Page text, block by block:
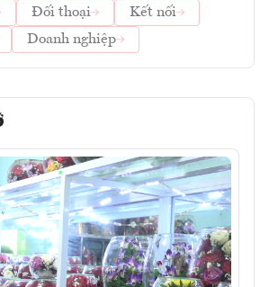
Đối thoại
Kết nối
Doanh nghiệp